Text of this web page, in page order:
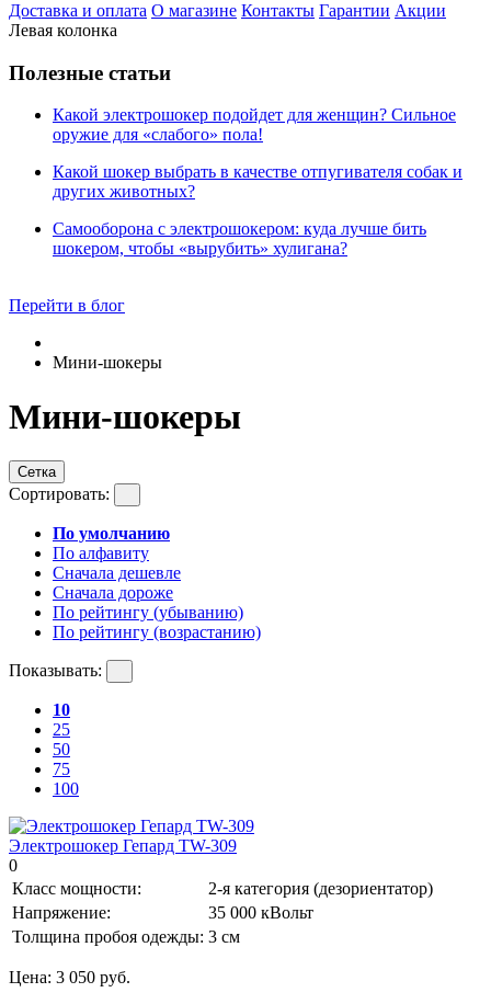
Доставка и оплата О магазине Контакты Гарантии Акции
Левая колонка
Полезные статьи
Какой электрошокер подойдет для женщин? Сильное
оружие для «слабого» пола!
Какой шокер выбрать в качестве отпугивателя собак и
других животных?
Самооборона с электрошокером: куда лучше бить
шокером, чтобы «вырубить» хулигана?
Перейти в блог
Мини-шокеры
Мини-шокеры
Сетка
Сортировать:
По умолчанию
По алфавиту
Сначала дешевле
Сначала дороже
По рейтингу (убыванию)
По рейтингу (возрастанию)
Показывать:
10
25
50
75
100
Электрошокер Гепард TW-309
0
Класс мощности:
2-я категория (дезориентатор)
Напряжение:
35 000 кВольт
Толщина пробоя одежды: 3 см
Цена: 3 050 руб.